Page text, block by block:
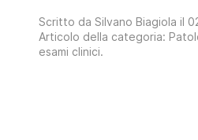
Scritto da Silvano Biagiola il
Articolo della categoria:
esami clinici.